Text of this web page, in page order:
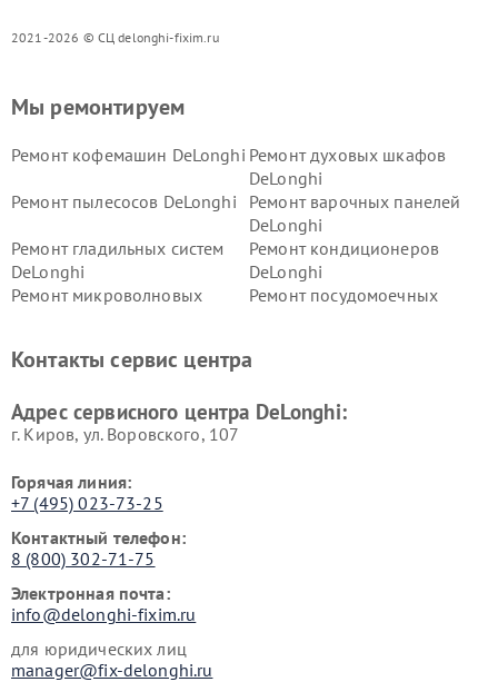
2021-2026 © СЦ delonghi-fixim.ru
Мы ремонтируем
Ремонт кофемашин DeLonghi Ремонт духовых шкафов
DeLonghi
Ремонт пылесосов DeLonghi
Ремонт варочных панелей
DeLonghi
Ремонт гладильных систем
DeLonghi
Ремонт кондиционеров
DeLonghi
Ремонт микроволновых
Ремонт посудомоечных
DeLonghi
DeLonghi
Контакты сервис центра
Адрес сервисного центра DeLonghi:
г. Киров, ул. Воровского, 107
Горячая линия:
+7 (495) 023-73-25
Контактный телефон:
8 (800) 302-71-75
Электронная почта:
info@delonghi-fixim.ru
для юридических лиц
manager@fix-delonghi.ru